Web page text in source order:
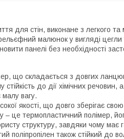
для стін, виконане з легкого та
малюнок у вигляді цегли
панелі без необхідності
що складається з довгих
до дії хімічних речовин,
вагу.
якості, що довго зберігає свою
– це термопластичний полімер,
структуру, завдяки чому має
поліпропілен також стійкий до